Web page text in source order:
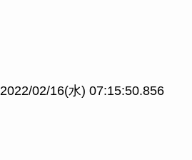
2022/02/16(水) 07:15:50.856